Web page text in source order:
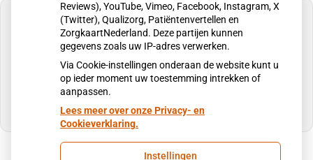
U heeft geen toestemming gegeven voor
externe inhoud die nodig is om dit te zien.
Cookie-instellingen wijzigen
Reviews), YouTube, Vimeo, Facebook, Instagram, X
(Twitter), Qualizorg, Patiëntenvertellen en
ZorgkaartNederland. Deze partijen kunnen
gegevens zoals uw IP-adres verwerken.
Via Cookie-instellingen onderaan de website kunt u
op ieder moment uw toestemming intrekken of
aanpassen.
Lees meer over onze Privacy- en
Cookieverklaring.
Instellingen